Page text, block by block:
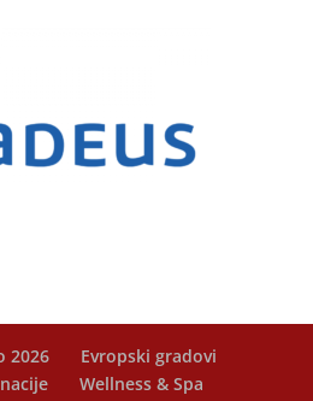
2026
Evropski gradovi
Wellness & Spa